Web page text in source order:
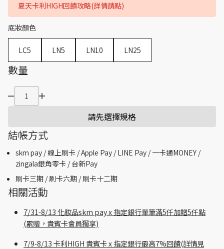
夏天卡利HIGH回饋攻略(詳情請點)
底妝顏色
LC5 LN5 LN10 LN25
數量
請先選擇規格
結帳方式
skm pay /線上刷卡 / Apple Pay /LINE Pay / 一卡通MONEY /
zingala銀角零卡 /台新Pay
刷卡三期 /刷卡六期 /刷卡十二期
相關活動
7/31-8/13 化妝品skm pay x 指定銀行單筆滿5仟加贈5仟點
(累贈，貴賓卡會員獨享)
7/9-8/13 卡利HIGH 貴賓卡 x 指定銀行最高7%回饋(詳情見